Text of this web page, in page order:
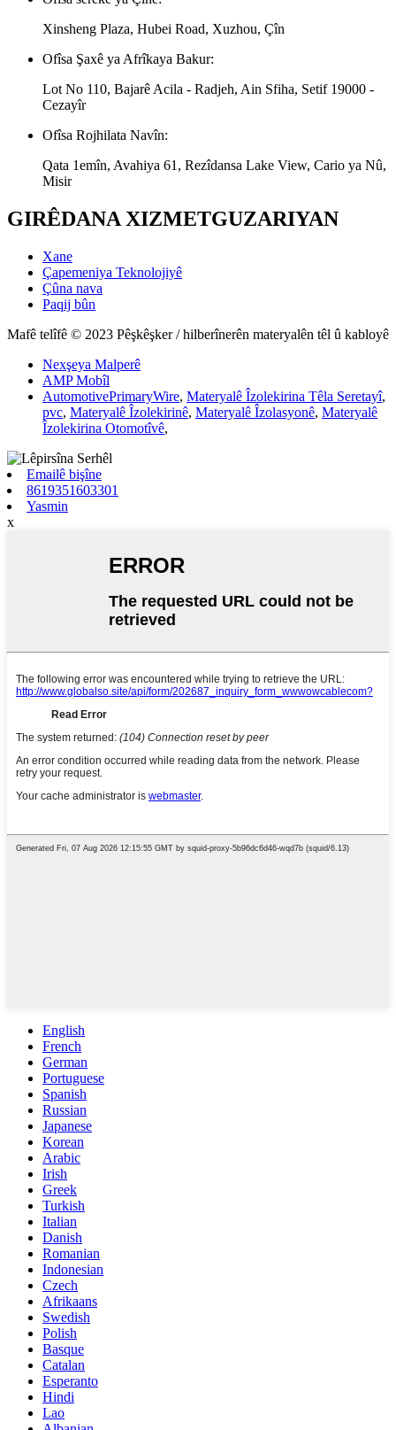
Xinsheng Plaza, Hubei Road, Xuzhou, Çîn
Ofîsa Şaxê ya Afrîkaya Bakur:
Lot No 110, Bajarê Acila - Radjeh, Ain Sfiha, Setif 19000 -
Cezayîr
Ofîsa Rojhilata Navîn:
Qata 1emîn, Avahiya 61, Rezîdansa Lake View, Cario ya Nû,
Misir
GIRÊDANA XIZMETGUZARIYAN
Xane
Çapemeniya Teknolojiyê
Çûna nava
Paqij bûn
Mafê telîfê © 2023 Pêşkêşker / hilberînerên materyalên têl û kabloyê
Nexşeya Malperê
AMP Mobîl
AutomotivePrimaryWire, Materyalê Îzolekirina Têla Seretayî,
pvc, Materyalê Îzolekirinê, Materyalê Îzolasyonê, Materyalê
Îzolekirina Otomotîvê,
Emailê bişîne
8619351603301
Yasmin
x
English
French
German
Portuguese
Spanish
Russian
Japanese
Korean
Arabic
Irish
Greek
Turkish
Italian
Danish
Romanian
Indonesian
Czech
Afrikaans
Swedish
Polish
Basque
Catalan
Esperanto
Hindi
Lao